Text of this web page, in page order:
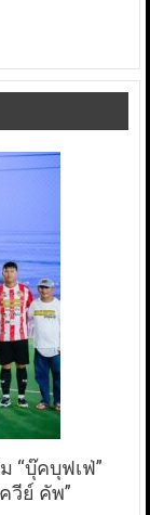
“บุ๊คบุฟเฟ่”
วีย์ คัพ”